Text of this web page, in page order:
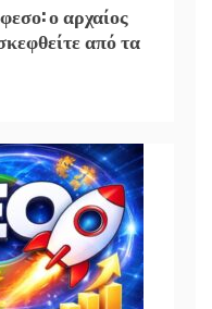
ο αρχαίος
από τα